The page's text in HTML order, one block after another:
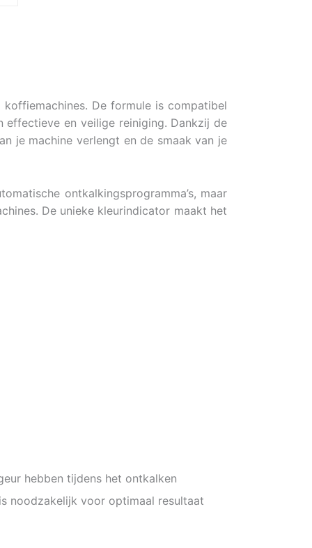
De formule is compatibel
effectieve en veilige reiniging. Dankzij de
je machine verlengt en de smaak van je
ontkalkingsprogramma’s, maar
De unieke kleurindicator maakt het
hebben tijdens het ontkalken
noodzakelijk voor optimaal resultaat